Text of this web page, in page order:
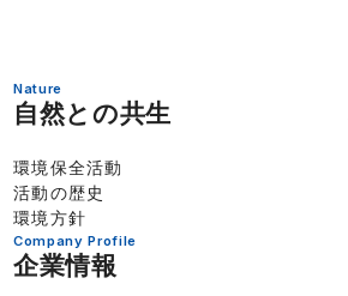
Nature
自然との共生
環境保全活動
活動の歴史
環境方針
Company Profile
企業情報